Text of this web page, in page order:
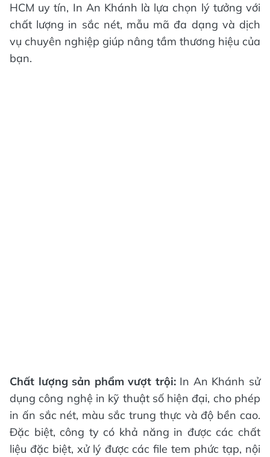
HCM uy tín, In An Khánh là lựa chọn lý tưởng với
chất lượng in sắc nét, mẫu mã đa dạng và dịch
vụ chuyên nghiệp giúp nâng tầm thương hiệu của
bạn.
Chất lượng sản phẩm vượt trội:In An Khánh sử
dụng công nghệ in kỹ thuật số hiện đại, cho phép
in ấn sắc nét, màu sắc trung thực và độ bền cao.
Đặc biệt, công ty có khả năng in được các chất
liệu đặc biệt, xử lý được các file tem phức tạp, nội